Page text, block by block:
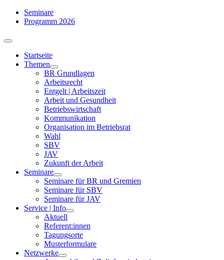
Zum
Inhalt
Seminare
Programm 2026
Toggle
NavigationStartseite
Themen
BR Grundlagen
Arbeits­recht
Entgelt | Arbeitszeit
Arbeit und Gesundheit
Betriebswirtschaft
Kommuni­kation
Organisation im Betriebsrat
Wahl
SBV
JAV
Zukunft der Arbeit
Seminare
Seminare für BR und Gremien
Seminare für SBV
Seminare für JAV
Service | Info
Aktuell
Referent:innen
Tagungsorte
Musterformulare
Netzwerke